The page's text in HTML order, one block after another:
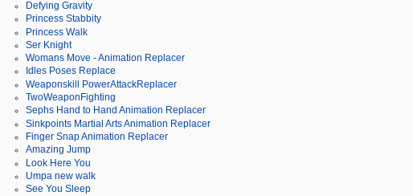
Defying Gravity
Princess Stabbity
Princess Walk
Ser Knight
Womans Move - Animation Replacer
Idles Poses Replace
Weaponskill PowerAttackReplacer
TwoWeaponFighting
Sephs Hand to Hand Animation Replacer
Sinkpoints Martial Arts Animation Replacer
Finger Snap Animation Replacer
Amazing Jump
Look Here You
Umpa new walk
See You Sleep